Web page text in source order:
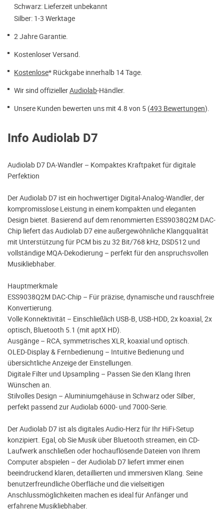
Schwarz: Lieferzeit unbekannt
Silber: 1-3 Werktage
2 Jahre Garantie.
Kostenloser Versand.
Kostenlose* Rückgabe innerhalb 14 Tage.
Wir sind offiziellerAudiolab-Händler.
Unsere Kunden bewerten uns mit 4.8 von 5 (493 Bewertungen).
Info Audiolab D7
Audiolab D7 DA-Wandler – Kompaktes Kraftpaket für digitale
Perfektion
Der Audiolab D7 ist ein hochwertiger Digital-Analog-Wandler, der
kompromisslose Leistung in einem kompakten und eleganten
Design bietet. Basierend auf dem renommierten ESS9038Q2M DAC-
Chip liefert das Audiolab D7 eine außergewöhnliche Klangqualität
mit Unterstützung für PCM bis zu 32 Bit/768 kHz, DSD512 und
vollständige MQA-Dekodierung – perfekt für den anspruchsvollen
Musikliebhaber.
Hauptmerkmale
ESS9038Q2M DAC-Chip – Für präzise, ​​dynamische und rauschfreie
Konvertierung.
Volle Konnektivität – Einschließlich USB-B, USB-HDD, 2x koaxial, 2x
optisch, Bluetooth 5.1 (mit aptX HD).
Ausgänge – RCA, symmetrisches XLR, koaxial und optisch.
OLED-Display & Fernbedienung – Intuitive Bedienung und
übersichtliche Anzeige der Einstellungen.
Digitale Filter und Upsampling – Passen Sie den Klang Ihren
Wünschen an.
Stilvolles Design – Aluminiumgehäuse in Schwarz oder Silber,
perfekt passend zur Audiolab 6000- und 7000-Serie.
Der Audiolab D7 ist als digitales Audio-Herz für Ihr HiFi-Setup
konzipiert. Egal, ob Sie Musik über Bluetooth streamen, ein CD-
Laufwerk anschließen oder hochauflösende Dateien von Ihrem
Computer abspielen – der Audiolab D7 liefert immer einen
beeindruckend klaren, detaillierten und immersiven Klang. Seine
benutzerfreundliche Oberfläche und die vielseitigen
Anschlussmöglichkeiten machen es ideal für Anfänger und
erfahrene Musikliebhaber.